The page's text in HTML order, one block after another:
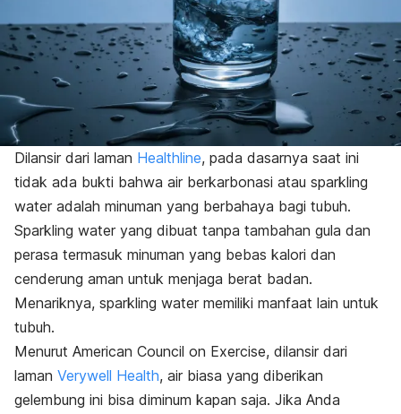
Dilansir dari laman Healthline, pada dasarnya saat ini
tidak ada bukti bahwa air berkarbonasi atau sparkling
water adalah minuman yang berbahaya bagi tubuh.
Sparkling water yang dibuat tanpa tambahan gula dan
perasa termasuk minuman yang bebas kalori dan
cenderung aman untuk menjaga berat badan.
Menariknya, sparkling water memiliki manfaat lain untuk
tubuh.
Menurut American Council on Exercise, dilansir dari
laman Verywell Health, air biasa yang diberikan
gelembung ini bisa diminum kapan saja. Jika Anda